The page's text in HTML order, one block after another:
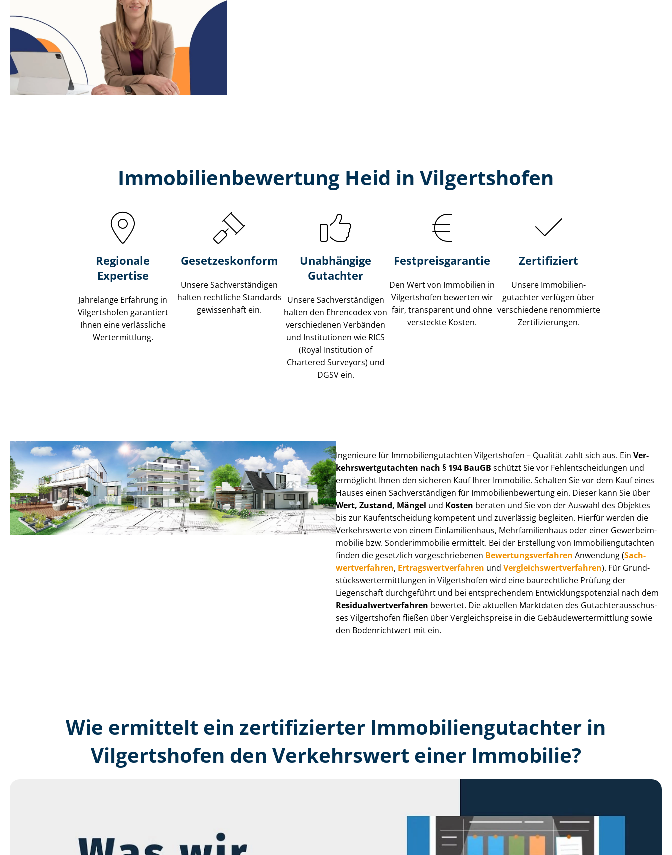
Immobilien­bewertung Heid in Vilgertshofen
Regionale
Expertise
Jahrelange Erfahrung in
Vilgertshofen garantiert
Ihnen eine verlässliche
Wertermittlung.
Gesetzes­konform
Unsere Sach­ver­stän­di­gen
halten rechtliche Standards
gewissenhaft ein.
Unabhängige
Gutachter
Unsere Sach­ver­stän­di­gen
halten den Ehrencodex von
verschiedenen Verbänden
und Institutionen wie RICS
(Royal Institution of
Chartered Surveyors) und
DGSV ein.
Festpreis​garantie
Den Wert von Immobilien in
Vilgertshofen bewerten wir
fair, transparent und ohne
versteckte Kosten.
Zertifiziert
Unsere Immobilien­
gutachter verfügen über
verschiedene renommierte
Zer­ti­fi­zie­run­gen.
Ingenieure für Im­mo­bi­li­en­gut­ach­ten Vilgertshofen – Qualität zahlt sich aus. Ein Ver­
kehrs­wert­gut­ach­ten nach § 194 BauGB schützt Sie vor Fehl­ent­schei­dun­gen und
ermöglicht Ihnen den sicheren Kauf Ihrer Immobilie. Schalten Sie vor dem Kauf eines
Hauses einen Sach­ver­stän­di­gen für Im­mo­bi­li­en­be­wer­tung ein. Dieser kann Sie über
Wert, Zustand, Mängel und Kosten beraten und Sie von der Auswahl des Objektes
bis zur Kauf­ent­schei­dung kompetent und zuverlässig begleiten. Hierfür werden die
Verkehrswerte von einem Einfamilienhaus, Mehr­fa­mi­li­en­haus oder einer Ge­wer­be­im­
mo­bi­lie bzw. Sonderimmobilie ermittelt. Bei der Erstellung von Im­mo­bi­li­en­gut­ach­ten
finden die gesetzlich vor­ge­schrie­be­nen Be­wer­tungs­ver­fah­ren Anwendung (Sach­
wert­ver­fah­ren, Er­trags­wert­ver­fah­ren und Ver­gleichs­wert­ver­fah­ren). Für Grund­
stücks­wert­ermitt­lun­gen in Vilgertshofen wird eine baurechtliche Prüfung der
Liegenschaft durchgeführt und bei entsprechendem Ent­wick­lungs­po­ten­zi­al nach dem
Re­si­du­al­wert­ver­fah­ren bewertet. Die aktuellen Marktdaten des Gut­ach­ter­aus­schus­
ses Vilgertshofen fließen über Ver­gleichs­prei­se in die Ge­bäu­de­wert­ermitt­lung sowie
den Bodenrichtwert mit ein.
Wie ermittelt ein zertifizierter Immobilien­gutachter in
Vilgertshofen den Verkehrswert einer Immobilie?